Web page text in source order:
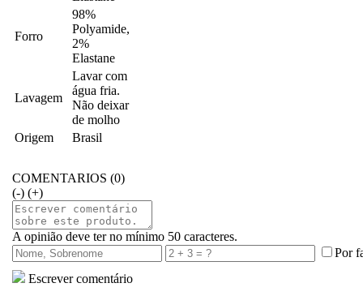
Forro
98%
Polyamide,
2%
Elastane
Lavagem
Lavar com
água fria.
Não deixar
de molho
Origem
Brasil
COMENTARIOS (0)
(-) (+)
A opinião deve ter no mínimo 50 caracteres.
Por
Escrever comentário